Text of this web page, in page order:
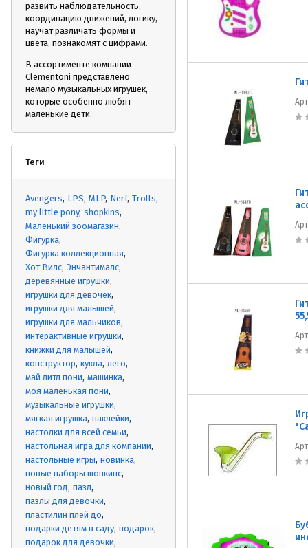
развить наблюдательность,
координацию движений, логику,
научат различать формы и
цвета, познакомят с цифрами.
В ассортименте компании
Clementoni представлено
немало музыкальных игрушек,
которые особенно любят
маленькие дети.
Теги
Avengers LPS MLP Nerf Trolls
my little pony shopkins
Маленький зоомагазин
Фигурка
Фигурка коллекционная
Хот Вилс Энчантималс
деревянные игрушки
игрушки для девочек
игрушки для малышей
игрушки для мальчиков
интерактивные игрушки
книжки для малышей
конструктор кукла лего
май литл пони машинка
моя маленькая пони
музыкальные игрушки
мягкая игрушка наклейки
настолки для всей семьи
настольная игра для компании
настольные игры новинка
новые наборы шопкинс
новый год пазл
пазлы для девочки
пластилин плей до
подарки детям в саду подарок
подарок для девочки